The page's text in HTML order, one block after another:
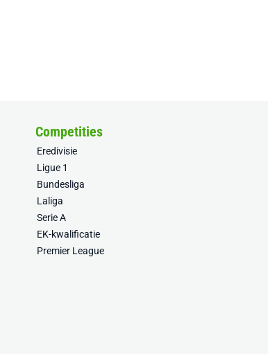
Competities
Eredivisie
Ligue 1
Bundesliga
Laliga
Serie A
EK-kwalificatie
Premier League